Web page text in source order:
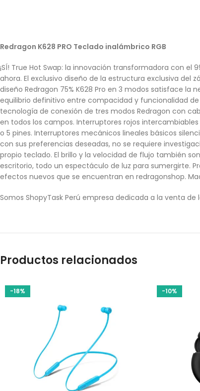
Redragon K628 PRO Teclado inalámbrico RGB
¡SÍ! True Hot Swap: la innovación transformadora con
ahora. El exclusivo diseño de la estructura exclusiva
diseño Redragon 75% K628 Pro en 3 modos satisface
equilibrio definitivo entre compacidad y funcionalidad
tecnología de conexión de tres modos Redragon con
en todos los campos. Interruptores rojos
o 5 pines. Interruptores mecánicos lineales básicos
con sus preferencias deseadas, no se requiere
propio teclado. El brillo y la velocidad de flujo también
escritorio, todo un espectáculo de luz para sumergirte.
efectos nuevos que se encuentran en redragonshop.
Somos ShopyTask Perú empresa dedicada a la venta
Productos relacionados
-18% -10%